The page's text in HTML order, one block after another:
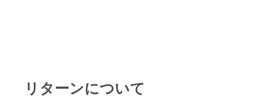
リターンについて